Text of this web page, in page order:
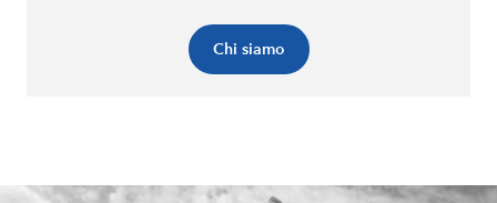
Chi siamo